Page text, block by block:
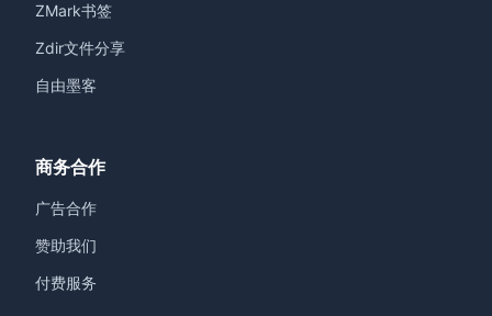
ZMark书签
Zdir文件分享
自由墨客
商务合作
广告合作
赞助我们
付费服务